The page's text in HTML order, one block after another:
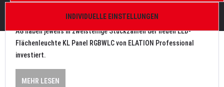
Die Lautwerfer Veranstaltungstechnik GmbH und die TLT Event
AG haben jeweils in zweistellige Stückzahlen der neuen LED-
Flächenleuchte KL Panel RGBWLC von ELATION Professional
investiert.
MEHR LESEN
INDIVIDUELLE EINSTELLUNGEN